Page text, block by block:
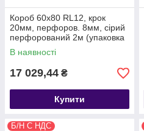
Короб 60х80 RL12, крок
20мм, перфоров. 8мм, сірий
перфорований 2м (упаковка
24м) DKC
В наявності
17 029,44 ₴
Купити
Б/Н С НДС